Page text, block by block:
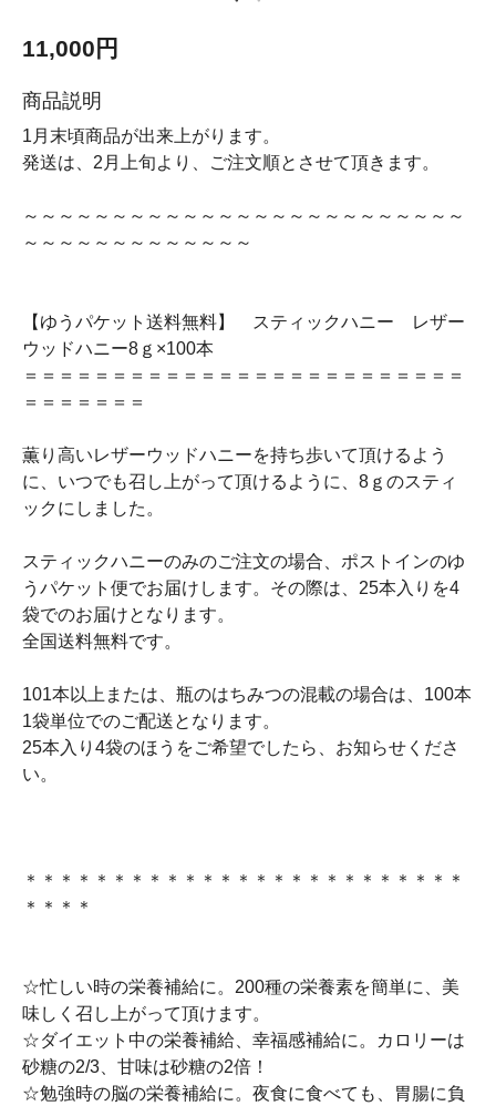
11,000円
商品説明
1月末頃商品が出来上がります。
発送は、2月上旬より、ご注文順とさせて頂きます。
～～～～～～～～～～～～～～～～～～～～～～～～～
～～～～～～～～～～～～～
【ゆうパケット送料無料】 スティックハニー レザー
ウッドハニー8ｇ×100本
＝＝＝＝＝＝＝＝＝＝＝＝＝＝＝＝＝＝＝＝＝＝＝＝＝
＝＝＝＝＝＝＝
薫り高いレザーウッドハニーを持ち歩いて頂けるよう
に、いつでも召し上がって頂けるように、8ｇのスティ
ックにしました。
スティックハニーのみのご注文の場合、ポストインのゆ
うパケット便でお届けします。その際は、25本入りを4
袋でのお届けとなります。
全国送料無料です。
101本以上または、瓶のはちみつの混載の場合は、100本
1袋単位でのご配送となります。
25本入り4袋のほうをご希望でしたら、お知らせくださ
い。
＊＊＊＊＊＊＊＊＊＊＊＊＊＊＊＊＊＊＊＊＊＊＊＊＊
＊＊＊＊
☆忙しい時の栄養補給に。200種の栄養素を簡単に、美
味しく召し上がって頂けます。
☆ダイエット中の栄養補給、幸福感補給に。カロリーは
砂糖の2/3、甘味は砂糖の2倍！
☆勉強時の脳の栄養補給に。夜食に食べても、胃腸に負